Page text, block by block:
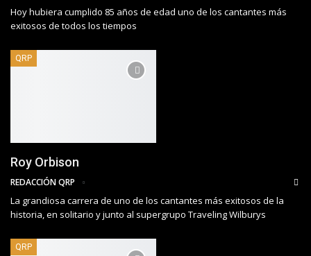
Hoy hubiera cumplido 85 años de edad uno de los cantantes más
exitosos de todos los tiempos
QRP
Roy Orbison
REDACCIÓN QRP
La grandiosa carrera de uno de los cantantes más exitosos de la
historia, en solitario y junto al supergrupo Traveling Wilburys
QRP